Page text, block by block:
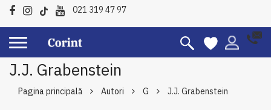
021 319 47 97
J.J. Grabenstein
Pagina principală Autori G J.J. Grabenstein